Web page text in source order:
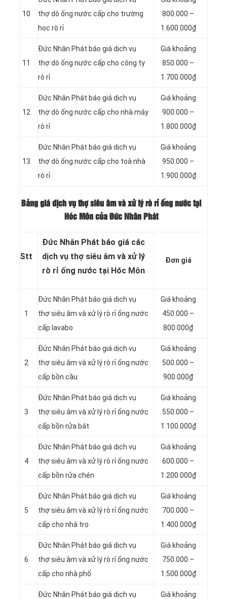
10
thợ dò ống nước cấp cho trường
học rò rỉ
800.000 –
1.600.000₫
11
Đức Nhân Phát báo giá dịch vụ
thợ dò ống nước cấp cho công ty
rò rỉ
Giá khoảng
850.000 –
1.700.000₫
12
Đức Nhân Phát báo giá dịch vụ
thợ dò ống nước cấp cho nhà máy
rò rỉ
Giá khoảng
900.000 –
1.800.000₫
13
Đức Nhân Phát báo giá dịch vụ
thợ dò ống nước cấp cho toà nhà
rò rỉ
Giá khoảng
950.000 –
1.900.000₫
Bảng giá dịch vụ thợ siêu âm và xử lý rò rỉ ống nước tại
Hóc Môn của Đức Nhân Phát
Stt
Đức Nhân Phát báo giá các
dịch vụ thợ siêu âm và xử lý
rò rỉ ống nước tại Hóc Môn
Đơn giá
1
Đức Nhân Phát báo giá dịch vụ
thợ siêu âm và xử lý rò rỉ ống nước
cấp lavabo
Giá khoảng
450.000 –
800.000₫
2
Đức Nhân Phát báo giá dịch vụ
thợ siêu âm và xử lý rò rỉ ống nước
cấp bồn cầu
Giá khoảng
500.000 –
900.000₫
3
Đức Nhân Phát báo giá dịch vụ
thợ siêu âm và xử lý rò rỉ ống nước
cấp bồn rửa bát
Giá khoảng
550.000 –
1.100.000₫
4
Đức Nhân Phát báo giá dịch vụ
thợ siêu âm và xử lý rò rỉ ống nước
cấp bồn rửa chén
Giá khoảng
600.000 –
1.200.000₫
5
Đức Nhân Phát báo giá dịch vụ
thợ siêu âm và xử lý rò rỉ ống nước
cấp cho nhà trọ
Giá khoảng
700.000 –
1.400.000₫
6
Đức Nhân Phát báo giá dịch vụ
thợ siêu âm và xử lý rò rỉ ống nước
cấp cho nhà phố
Giá khoảng
750.000 –
1.500.000₫
Đức Nhân Phát báo giá dịch vụ Giá khoảng